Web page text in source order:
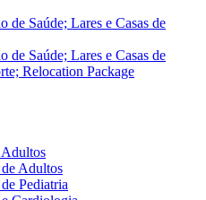
de Saúde; Lares e Casas de
de Saúde; Lares e Casas de
Relocation Package
Adultos
Pediatria